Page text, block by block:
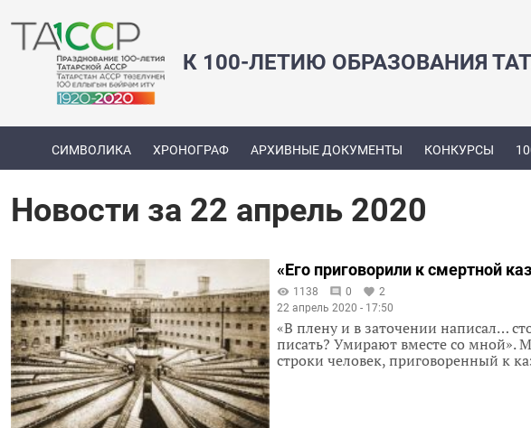
К 100-ЛЕТИЮ ОБРАЗОВАНИЯ
СИМВОЛИКА ХРОНОГРАФ АРХИВНЫЕ ДОКУМЕНТЫ КОНКУРСЫ
Новости за 22 апрель 2020
«Его приговорили к смертной
1138 0
2
22 апрель 2020 - 17:50
«В плену и в заточении написал…
писать? Умирают вместе со мной».
строки человек, приговоренный к